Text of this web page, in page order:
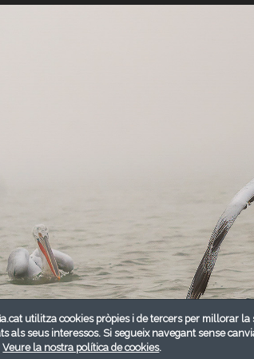
utilitza cookies pròpies i de tercers per millorar la
als seus interessos. Si segueix navegant sense
Veure la nostra política de cookies.